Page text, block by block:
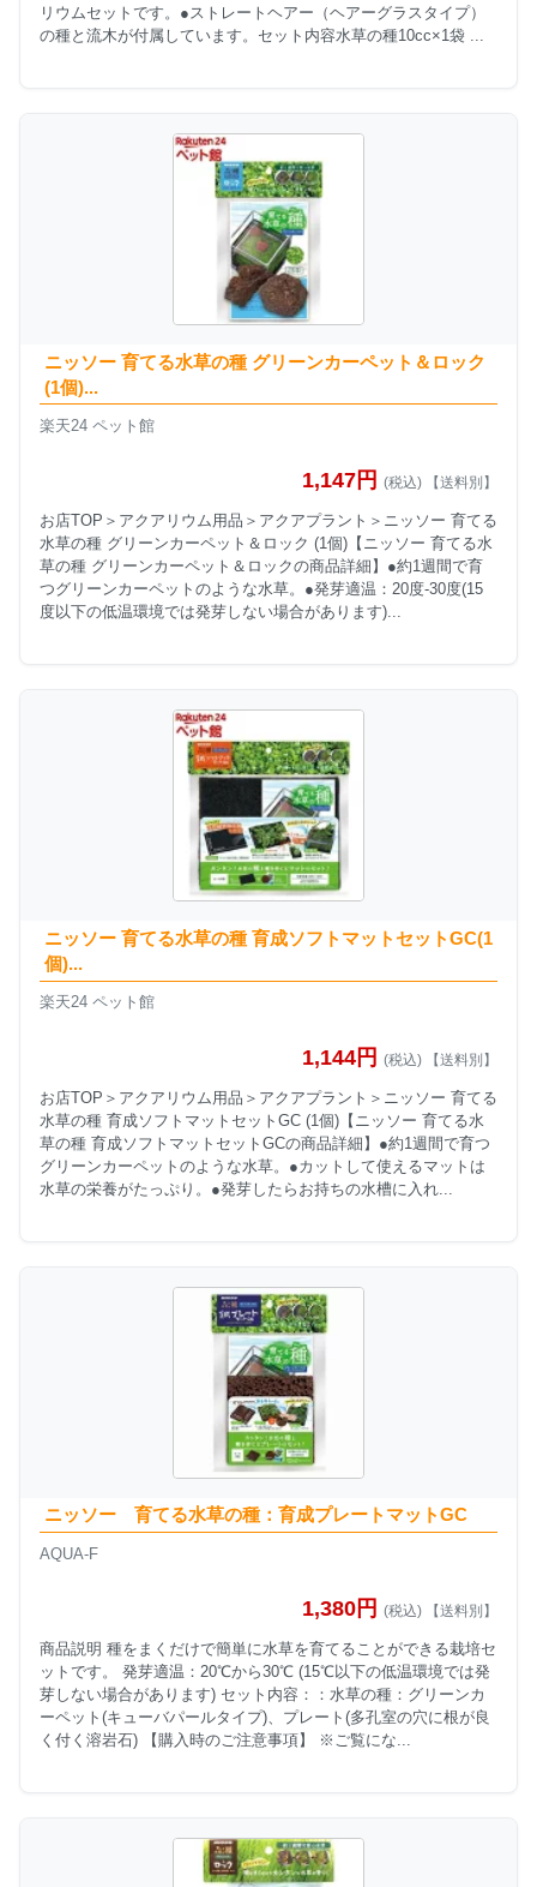
リウムセットです。●ストレートヘアー（ヘアーグラスタイプ）
の種と流木が付属しています。セット内容水草の種10cc×1袋 ...
ニッソー 育てる水草の種 グリーンカーペット＆ロック
(1個)...
楽天24 ペット館
1,147円 (税込) 【送料別】
お店TOP＞アクアリウム用品＞アクアプラント＞ニッソー 育てる
水草の種 グリーンカーペット＆ロック (1個)【ニッソー 育てる水
草の種 グリーンカーペット＆ロックの商品詳細】●約1週間で育
つグリーンカーペットのような水草。●発芽適温：20度-30度(15
度以下の低温環境では発芽しない場合があります)...
ニッソー 育てる水草の種 育成ソフトマットセットGC(1
個)...
楽天24 ペット館
1,144円 (税込) 【送料別】
お店TOP＞アクアリウム用品＞アクアプラント＞ニッソー 育てる
水草の種 育成ソフトマットセットGC (1個)【ニッソー 育てる水
草の種 育成ソフトマットセットGCの商品詳細】●約1週間で育つ
グリーンカーペットのような水草。●カットして使えるマットは
水草の栄養がたっぷり。●発芽したらお持ちの水槽に入れ...
ニッソー 育てる水草の種：育成プレートマットGC
AQUA-F
1,380円 (税込) 【送料別】
商品説明 種をまくだけで簡単に水草を育てることができる栽培セ
ットです。 発芽適温：20℃から30℃ (15℃以下の低温環境では発
芽しない場合があります) セット内容：：水草の種：グリーンカ
ーペット(キューバパールタイプ)、プレート(多孔室の穴に根が良
く付く溶岩石) 【購入時のご注意事項】 ※ご覧にな...